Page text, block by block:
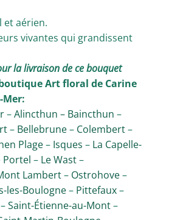
et aérien.
vivantes qui grandissent
la livraison de ce bouquet
Art floral de Carine
Mer:
–Alincthun – Baincthun –
– Bellebrune– Colembert–
Plage– Isques – La Capelle-
Portel – Le Wast–
Lambert– Ostrohove–
les-Boulogne– Pittefaux–
–Saint-Étienne-au-Mont–